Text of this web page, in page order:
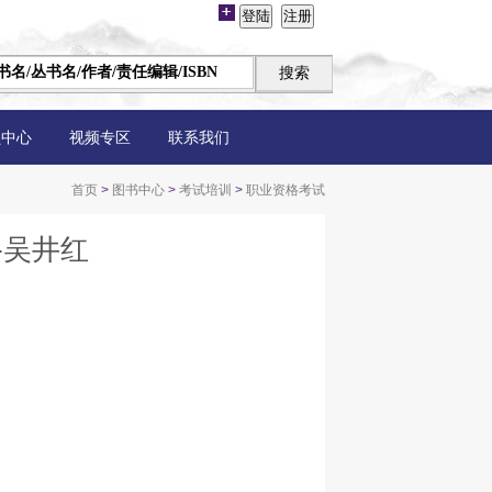
心 视频专区 联系我们
首页 > 图书中心 > 考试培训 > 职业资格考试
井红